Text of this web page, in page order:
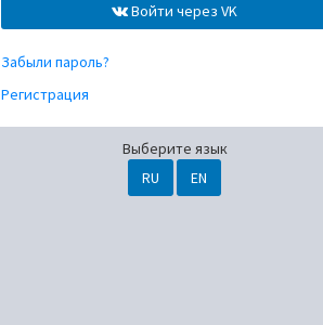
Войти через VK
Забыли пароль?
Регистрация
Выберите язык